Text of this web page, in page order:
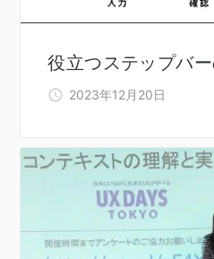
役立つステップバ
2023年12月20日